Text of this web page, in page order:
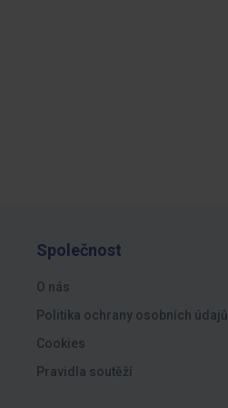
Společnost
O nás
Politika ochrany osobních údajů
Cookies
Pravidla soutěží